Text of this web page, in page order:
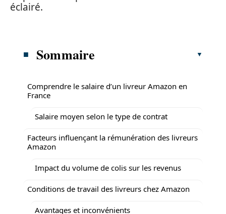
éclairé.
Sommaire
Comprendre le salaire d’un livreur Amazon en
France
Salaire moyen selon le type de contrat
Facteurs influençant la rémunération des livreurs
Amazon
Impact du volume de colis sur les revenus
Conditions de travail des livreurs chez Amazon
Avantages et inconvénients